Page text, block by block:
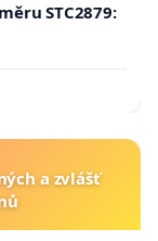
STC2879:
a zvlášť